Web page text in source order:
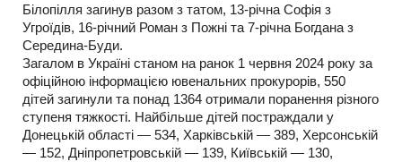
Білопілля загинув разом з татом, 13-річна Софія з
Угроїдів, 16-річний Роман з Пожні та 7-річна Богдана з
Середина-Буди.
Загалом в Україні станом на ранок 1 червня 2024 року за
офіційною інформацією ювенальних прокурорів, 550
дітей загинули та понад 1364 отримали поранення різного
ступеня тяжкості. Найбільше дітей постраждали у
Донецькій області — 534, Харківській — 389, Херсонській
— 152, Дніпропетровській — 139, Київській — 130,